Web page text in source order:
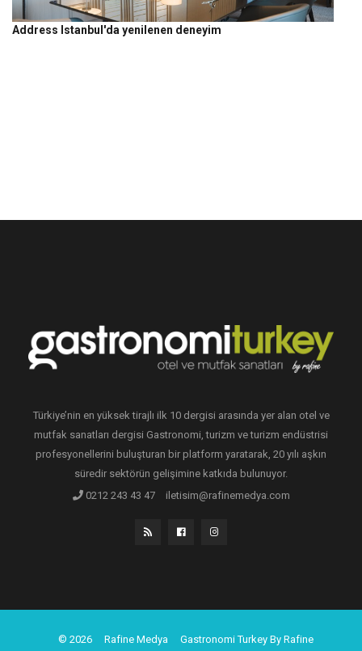
Address Istanbul'da yenilenen deneyim
Türkiye’nin en yüksek tirajlı ilk 10 dergisi arasında yer alan otel ve
mutfak sanatları dergisi Gastronomi, turizm ve turizm endüstrisi
profesyonellerini buluşturan bir platform yaratarak, 20 yılı aşkın
süredir sektörün gelişimine katkıda bulunuyor.
0212 243 43 47
iletisim@rafinemedya.com
© 2026 Rafine Medya Gastronomi Turkey By Rafine